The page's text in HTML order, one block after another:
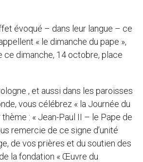
évoqué – dans leur langue – ce
« le dimanche du pape »,
ce dimanche, 14 octobre, place
, et aussi dans les paroisses
vous célébrez « la Journée du
: « Jean-Paul II – le Pape de
remercie de ce signe d’unité
de vos prières et du soutien des
la fondation « Œuvre du